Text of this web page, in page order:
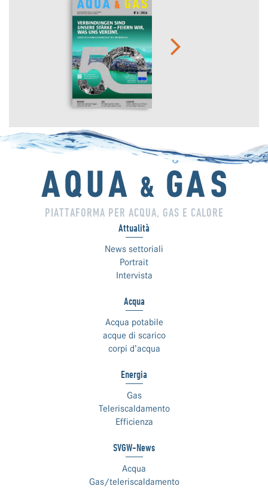
PIATTAFORMA PER ACQUA, GAS E CALORE
Attualità
News settoriali
Portrait
Intervista
Acqua
Acqua potabile
acque di scarico
corpi d’acqua
Energia
Gas
Teleriscaldamento
Efficienza
SVGW-News
Acqua
Gas/teleriscaldamento